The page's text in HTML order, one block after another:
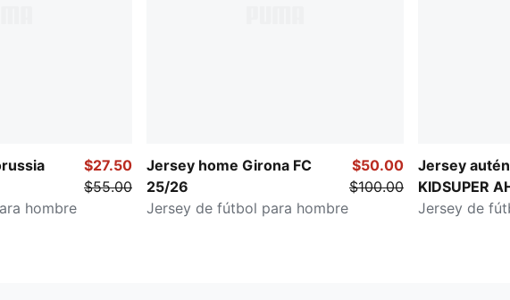
hombre
$27.50
$55.00
Jersey home Girona FC
25/26
Jersey de fútbol para hombre
$50.00
$100.00
Jersey
KIDSUPER
Jersey de